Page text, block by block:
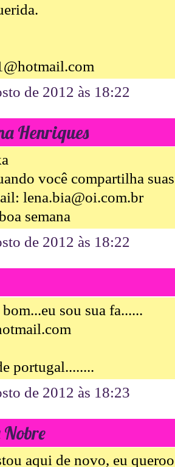
de 2012 às 18:22
Henriques
você compartilha
lena.bia@oi.com.br
semana
de 2012 às 18:22
sou sua fa......
portugal........
de 2012 às 18:23
aqui de novo, eu